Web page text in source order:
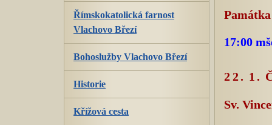
17:00
22. 1.
Sv.
Římskokatolická farnost
Vlachovo Březí
Bohoslužby Vlachovo Březí
Historie
Křížová cesta